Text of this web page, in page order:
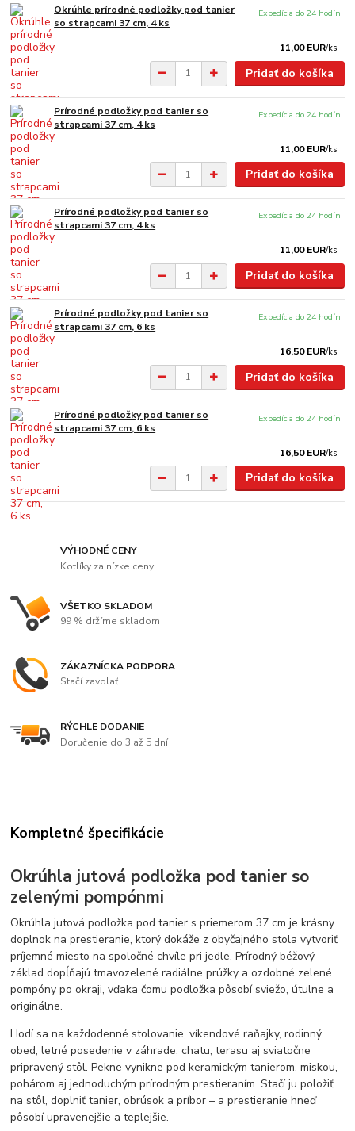
Okrúhle prírodné podložky pod tanier
so strapcami 37 cm, 4 ks
11,00 EUR/ks
Expedícia do 24 hodín
Pridať do košíka
Prírodné podložky pod tanier so
strapcami 37 cm, 4 ks
11,00 EUR/ks
Expedícia do 24 hodín
Pridať do košíka
Prírodné podložky pod tanier so
strapcami 37 cm, 4 ks
11,00 EUR/ks
Expedícia do 24 hodín
Pridať do košíka
Prírodné podložky pod tanier so
strapcami 37 cm, 6 ks
16,50 EUR/ks
Expedícia do 24 hodín
Pridať do košíka
Prírodné podložky pod tanier so
strapcami 37 cm, 6 ks
16,50 EUR/ks
Expedícia do 24 hodín
Pridať do košíka
VÝHODNÉ CENY
Kotlíky za nízke ceny
VŠETKO SKLADOM
99 % držíme skladom
ZÁKAZNÍCKA PODPORA
Stačí zavolať
RÝCHLE DODANIE
Doručenie do 3 až 5 dní
Kompletné špecifikácie
Okrúhla jutová podložka pod tanier so
zelenými pompónmi
Okrúhla jutová podložka pod tanier s priemerom 37 cm je krásny
doplnok na prestieranie, ktorý dokáže z obyčajného stola vytvoriť
príjemné miesto na spoločné chvíle pri jedle. Prírodný béžový
základ dopĺňajú tmavozelené radiálne prúžky a ozdobné zelené
pompóny po okraji, vďaka čomu podložka pôsobí sviežo, útulne a
originálne.
Hodí sa na každodenné stolovanie, víkendové raňajky, rodinný
obed, letné posedenie v záhrade, chatu, terasu aj sviatočne
pripravený stôl. Pekne vynikne pod keramickým tanierom, miskou,
pohárom aj jednoduchým prírodným prestieraním. Stačí ju položiť
na stôl, doplniť tanier, obrúsok a príbor – a prestieranie hneď
pôsobí upravenejšie a teplejšie.